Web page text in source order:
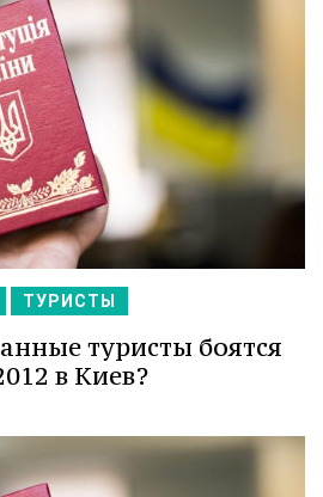
ТУРИСТЫ
туристы боятся
в Киев?